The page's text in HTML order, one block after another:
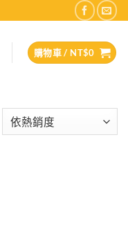
購物車 / NT$0